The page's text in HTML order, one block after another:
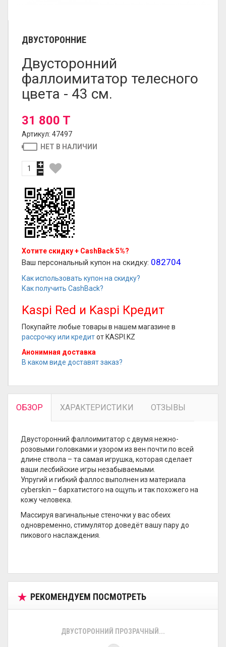
ДВУСТОРОННИЕ
Двусторонний
фаллоимитатор телесного
цвета - 43 см.
31 800 T
Артикул: 47497
НЕТ В НАЛИЧИИ
Хотите скидку + CashBack 5%?
Ваш персональный купон на скидку: 082704
Как использовать купон на скидку?
Как получить CashBack?
Kaspi Red и Kaspi Кредит
Покупайте любые товары в нашем магазине в
рассрочку или кредитот KASPI.KZ
Анонимная доставка
В каком виде доставят заказ?
ОБЗОР ХАРАКТЕРИСТИКИ ОТЗЫВЫ
Двусторонний фаллоимитатор с двумя нежно-
розовыми головками и узором из вен почти по всей
длине ствола – та самая игрушка, которая сделает
ваши лесбийские игры незабываемыми.
Упругий и гибкий фаллос выполнен из материала
cyberskin – бархатистого на ощупь и так похожего на
кожу человека.
Массируя вагинальные стеночки у вас обеих
одновременно, стимулятор доведёт вашу пару до
пикового наслаждения.
РЕКОМЕНДУЕМ ПОСМОТРЕТЬ
ДВУСТОРОННИЙ ПРОЗРАЧНЫЙ...